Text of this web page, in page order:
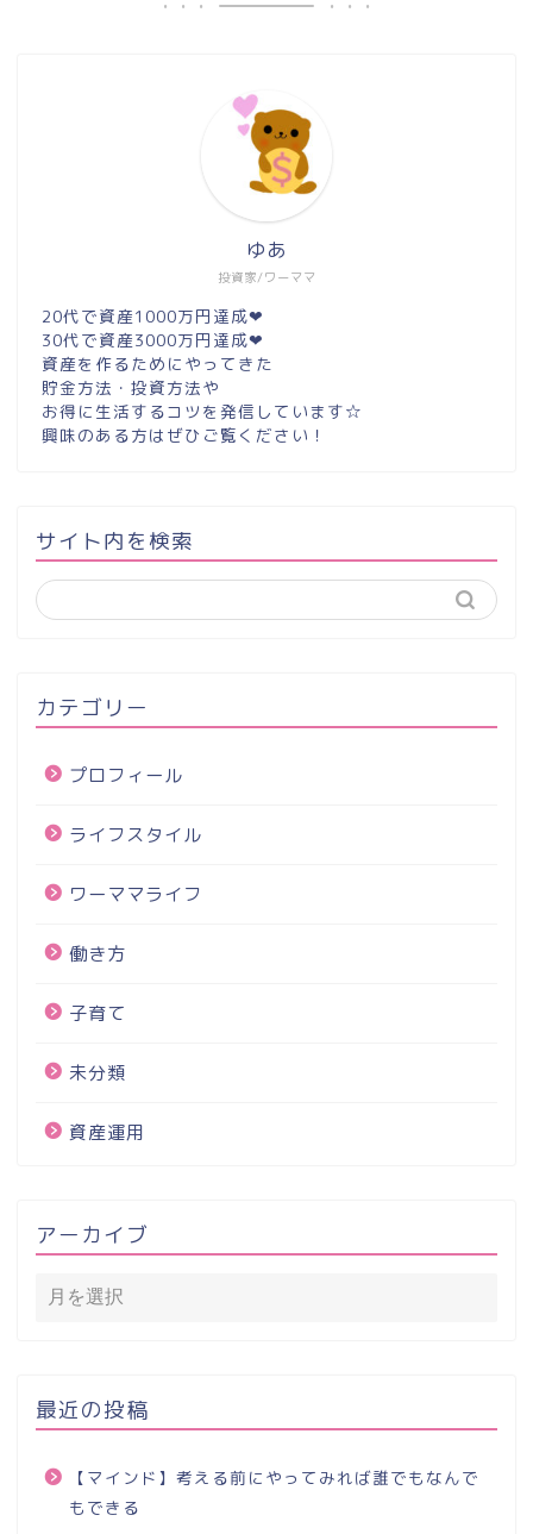
投資家/ワーママ
ゆあ
20代で資産1000万円達成❤︎
30代で資産3000万円達成❤︎
資産を作るためにやってきた
貯金方法・投資方法や
お得に生活するコツを発信しています☆
興味のある方はぜひご覧ください！
サイト内を検索
カテゴリー
プロフィール
ライフスタイル
ワーママライフ
働き方
子育て
未分類
資産運用
アーカイブ
最近の投稿
【マインド】考える前にやってみれば誰でもなんで
もできる